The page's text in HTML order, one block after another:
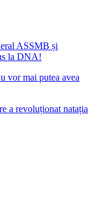
ASSMB și
la DNA!
vor mai putea avea
a revoluționat natația